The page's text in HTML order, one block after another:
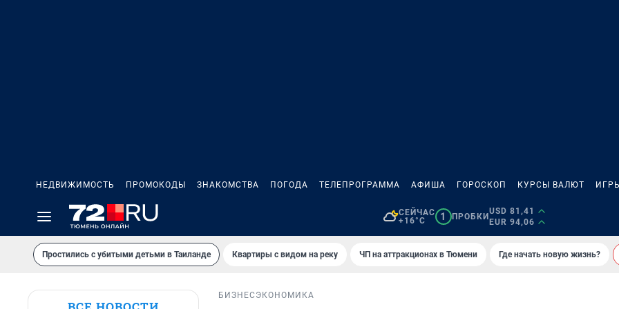
НЕДВИЖИМОСТЬ ПРОМОКОДЫ ЗНАКОМСТВА ПОГОДА ТЕЛЕПРОГРАММА АФИША ГОРОСКОП КУРСЫ ВАЛЮТ ИГРЫ
СЕЙЧАС
+16°C
1 ПРОБКИ
USD 81,41
EUR 94,06
Простились с убитыми детьми в Таиланде Квартиры с видом на реку ЧП на аттракционах в Тюмени Где начать новую жизнь?
БИЗНЕС ЭКОНОМИКА